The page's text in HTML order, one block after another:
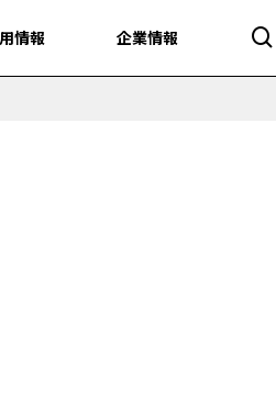
情報
情報 企業情報
企業情報